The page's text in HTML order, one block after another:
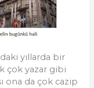
yıllarda bir
çok yazar gibi
ona da çok cazip